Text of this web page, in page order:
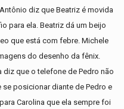
diz que Beatriz é movida
para ela. Beatriz dá um beijo
que está com febre. Michele
do desenho da fênix.
diz que o telefone de Pedro não
se posicionar diante de Pedro e
Carolina que ela sempre foi